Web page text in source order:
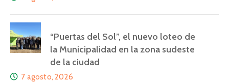
“Puertas del Sol”, el nuevo loteo de
la Municipalidad en la zona sudeste
de la ciudad
7 agosto, 2026